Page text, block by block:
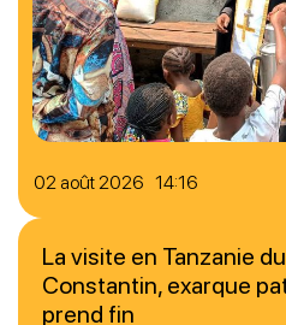
02 août 2026 14:16
La visite en Tanzanie
Constantin, exarque
prend fin